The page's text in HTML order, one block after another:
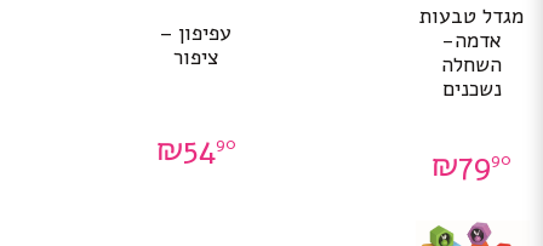
מגדל טבעות
אדמה-
השחלה
נשכנים
₪7990
עפיפון –
ציפור
₪5490